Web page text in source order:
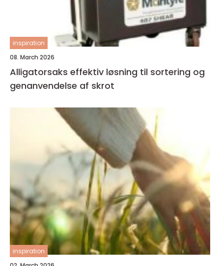
inspiration
08. March 2026
Alligatorsaks effektiv løsning til sortering og
genanvendelse af skrot
inspiration